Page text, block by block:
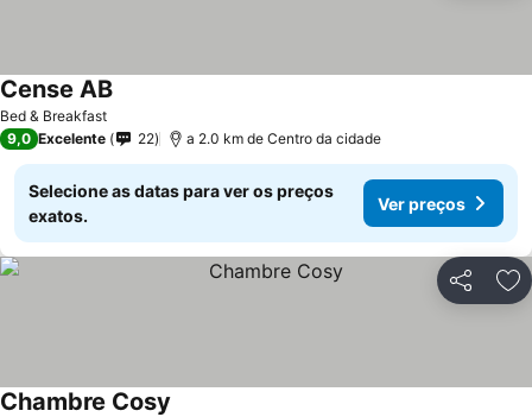
Bed & Breakfast
Cense AB
9,0 Excelente 22 a 2.0 km de Centro da cidade
Selecione as datas para ver os preços
exatos.
Ver preços
Partilhar
Chambre Cosy